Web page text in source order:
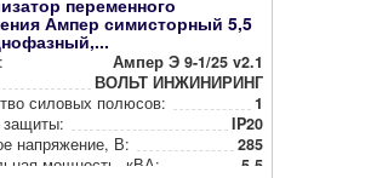
переменного
Ампер симисторный 5,5
Ампер Э 9-1/25 v2.1
ВОЛЬТ ИНЖИНИРИНГ
силовых полюсов:
1
защиты:
IP20
нап­ря­же­ние, В:
285
мощность, кВА:
5.5